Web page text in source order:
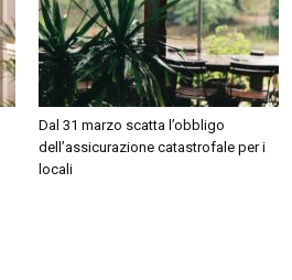
Dal 31 marzo scatta l’obbligo
dell’assicurazione catastrofale per i
locali